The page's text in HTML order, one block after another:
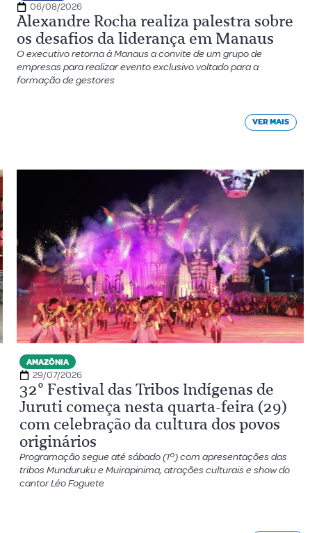
06/08/2026
Alexandre Rocha realiza palestra sobre
os desafios da liderança em Manaus
O executivo retorna à Manaus a convite de um grupo de
empresas para realizar evento exclusivo voltado para a
formação de gestores
VER MAIS
AMAZÔNIA
29/07/2026
32º Festival das Tribos Indígenas de
Juruti começa nesta quarta-feira (29)
com celebração da cultura dos povos
originários
Programação segue até sábado (1º) com apresentações das
tribos Munduruku e Muirapinima, atrações culturais e show do
cantor Léo Foguete